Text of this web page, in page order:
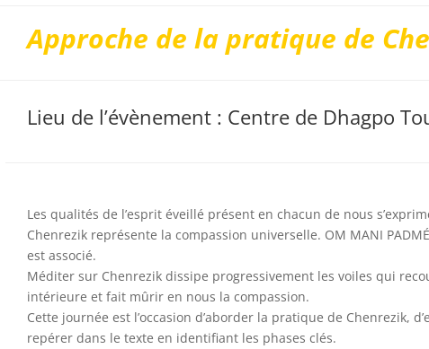
Approche de la pratique de
Lieu de l’évènement : Centre de Dhagpo
Les qualités de l’esprit éveillé présent en chacun de nous
Chenrezik représente la compassion universelle. OM MANI
est associé.
Méditer sur Chenrezik dissipe progressivement les voiles qui
intérieure et fait mûrir en nous la compassion.
Cette journée est l’occasion d’aborder la pratique de Chenrezik,
repérer dans le texte en identifiant les phases clés.